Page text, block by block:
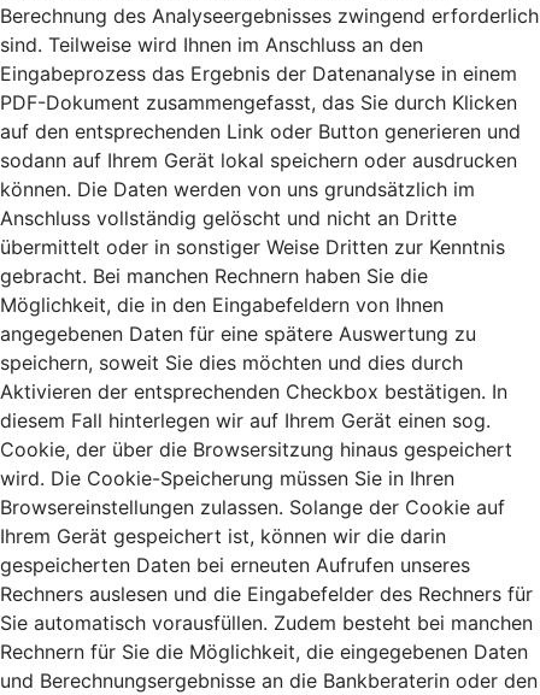
Berechnung des Analyseergebnisses zwingend erforderlich
sind. Teilweise wird Ihnen im Anschluss an den
Eingabeprozess das Ergebnis der Datenanalyse in einem
PDF-Dokument zusammengefasst, das Sie durch Klicken
auf den entsprechenden Link oder Button generieren und
sodann auf Ihrem Gerät lokal speichern oder ausdrucken
können. Die Daten werden von uns grundsätzlich im
Anschluss vollständig gelöscht und nicht an Dritte
übermittelt oder in sonstiger Weise Dritten zur Kenntnis
gebracht. Bei manchen Rechnern haben Sie die
Möglichkeit, die in den Eingabefeldern von Ihnen
angegebenen Daten für eine spätere Auswertung zu
speichern, soweit Sie dies möchten und dies durch
Aktivieren der entsprechenden Checkbox bestätigen. In
diesem Fall hinterlegen wir auf Ihrem Gerät einen sog.
Cookie, der über die Browsersitzung hinaus gespeichert
wird. Die Cookie-Speicherung müssen Sie in Ihren
Browsereinstellungen zulassen. Solange der Cookie auf
Ihrem Gerät gespeichert ist, können wir die darin
gespeicherten Daten bei erneuten Aufrufen unseres
Rechners auslesen und die Eingabefelder des Rechners für
Sie automatisch vorausfüllen. Zudem besteht bei manchen
Rechnern für Sie die Möglichkeit, die eingegebenen Daten
und Berechnungsergebnisse an die Bankberaterin oder den